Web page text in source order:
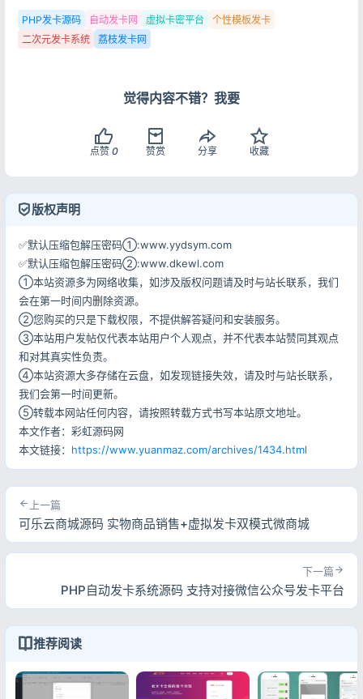
PHP发卡源码 自动发卡网 虚拟卡密平台
个性模板发卡
二次元发卡系统
荔枝发卡网
觉得内容不错？我要
点赞 0 赞赏 分享 收藏
版权声明
✅默认压缩包解压密码①:www.yydsym.com
✅默认压缩包解压密码②:www.dkewl.com
①本站资源多为网络收集，如涉及版权问题请及时与站长联系，我们
会在第一时间内删除资源。
②您购买的只是下载权限，不提供解答疑问和安装服务。
③本站用户发帖仅代表本站用户个人观点，并不代表本站赞同其观点
和对其真实性负责。
④本站资源大多存储在云盘，如发现链接失效，请及时与站长联系，
我们会第一时间更新。
⑤转载本网站任何内容，请按照转载方式书写本站原文地址。
本文作者：彩虹源码网
本文链接： https://www.yuanmaz.com/archives/1434.html
上一篇
可乐云商城源码 实物商品销售+虚拟发卡双模式微商城
下一篇
PHP自动发卡系统源码 支持对接微信公众号发卡平台
推荐阅读
没有账号？立即注册
记住登录
登录
用户协议 隐私政策